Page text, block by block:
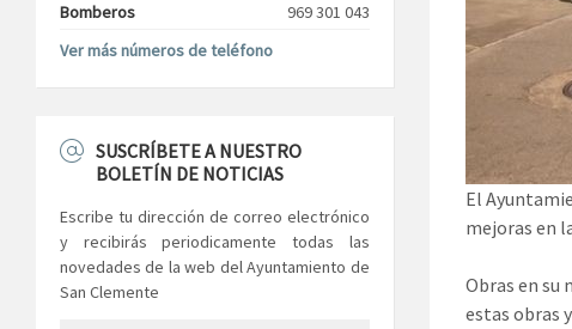
El
mejoras en
Obras en su
estas obras
Bomberos
969 301 043
Ver más números de teléfono
SUSCRÍBETE A NUESTRO
BOLETÍN DE NOTICIAS
Escribe tu dirección de correo electrónico
y recibirás periodicamente todas las
novedades de la web del Ayuntamiento de
San Clemente